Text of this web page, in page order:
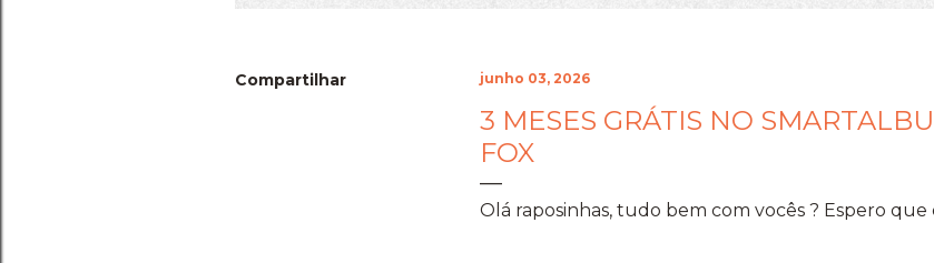
Compartilhar junho 03, 2026
3 MESES GRÁTIS NO
FOX
Olá raposinhas, tudo bem com vocês ? Espero que